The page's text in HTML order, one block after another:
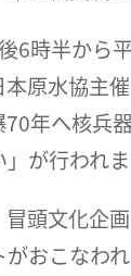
6時半から
原水協主
70年へ核兵
が行われま
頭文化企
おこなわ